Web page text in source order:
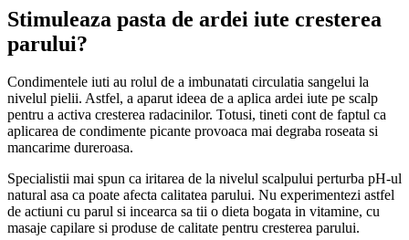
Stimuleaza pasta de ardei iute cresterea
parului?
Condimentele iuti au rolul de a imbunatati circulatia sangelui la
nivelul pielii. Astfel, a aparut ideea de a aplica ardei iute pe scalp
pentru a activa cresterea radacinilor. Totusi, tineti cont de faptul ca
aplicarea de condimente picante provoaca mai degraba roseata si
mancarime dureroasa.
Specialistii mai spun ca iritarea de la nivelul scalpului perturba pH-ul
natural asa ca poate afecta calitatea parului. Nu experimentezi astfel
de actiuni cu parul si incearca sa tii o dieta bogata in vitamine, cu
masaje capilare si produse de calitate pentru cresterea parului.